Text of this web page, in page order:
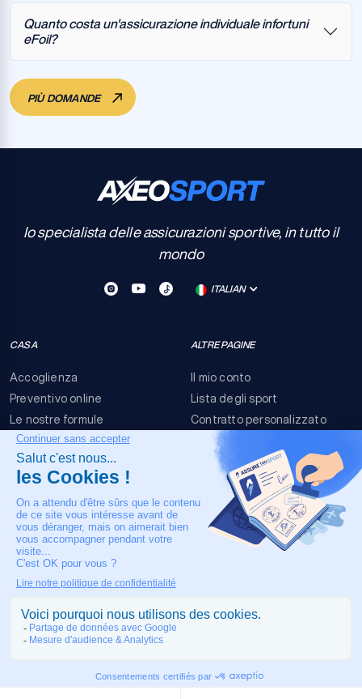
Quanto costa un'assicurazione individuale infortuni
eFoil?
PIÙ DOMANDE
Io specialista delle assicurazioni sportive, in tutto il
mondo
ITALIAN
CASA
Accoglienza
Preventivo online
Le nostre formule
FAQ
Contatti
ALTRE PAGINE
Il mio conto
Lista degli sport
Contratto personalizzato
Termini e condizioni
Rischi dell'evento
Nota legale
IL NOSTRO CONTATTO
+33 4 90 63 34 07
Assistenza medica 24/7
COPYRIGHT © 2026 MADE IN TOULOUSE BYJIXART